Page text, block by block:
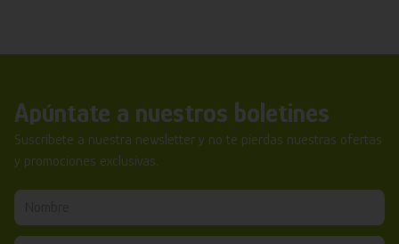
Apúntate a nuestros boletines
Suscríbete a nuestra newsletter y no te pierdas nuestras ofertas
y promociones exclusivas.